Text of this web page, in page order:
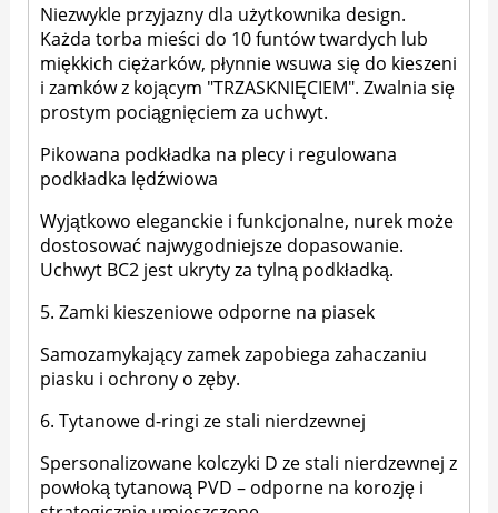
Niezwykle przyjazny dla użytkownika design.
Każda torba mieści do 10 funtów twardych lub
miękkich ciężarków, płynnie wsuwa się do kieszeni
i zamków z kojącym "TRZASKNIĘCIEM". Zwalnia się
prostym pociągnięciem za uchwyt.
Pikowana podkładka na plecy i regulowana
podkładka lędźwiowa
Wyjątkowo eleganckie i funkcjonalne, nurek może
dostosować najwygodniejsze dopasowanie.
Uchwyt BC2 jest ukryty za tylną podkładką.
5. Zamki kieszeniowe odporne na piasek
Samozamykający zamek zapobiega zahaczaniu
piasku i ochrony o zęby.
6. Tytanowe d-ringi ze stali nierdzewnej
Spersonalizowane kolczyki D ze stali nierdzewnej z
powłoką tytanową PVD – odporne na korozję i